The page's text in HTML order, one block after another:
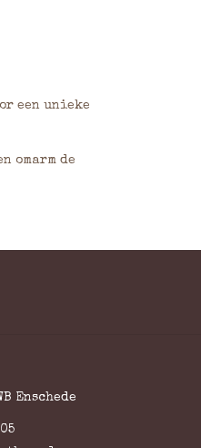
een unieke
omarm de
Enschede